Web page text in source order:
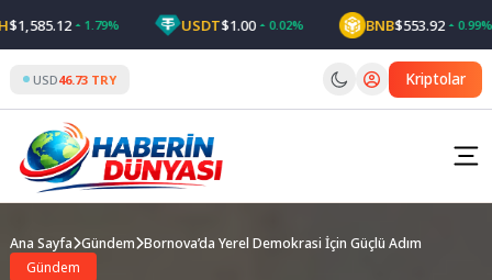
to
content
1.79% USDT$1.00 0.02% BNB$553.92 0.99%
USD46.73 TRY Kriptolar
Ana Sayfa Gündem Bornova’da Yerel Demokrasi İçin Güçlü Adım
Gündem